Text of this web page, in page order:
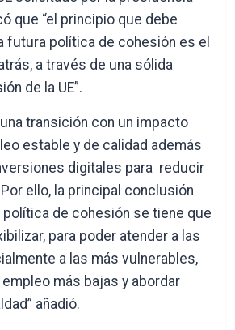
que “el principio que debe
futura política de cohesión es el
a través de una sólida
de la UE”.
transición con un impacto
estable y de calidad además
digitales para reducir
ello, la principal conclusión
política de cohesión se tiene que
para poder atender a las
a las más vulnerables,
más bajas y abordar
añadió.